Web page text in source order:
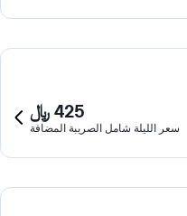
425 ﷼
سعر الليلة شامل الصريبة المضافة